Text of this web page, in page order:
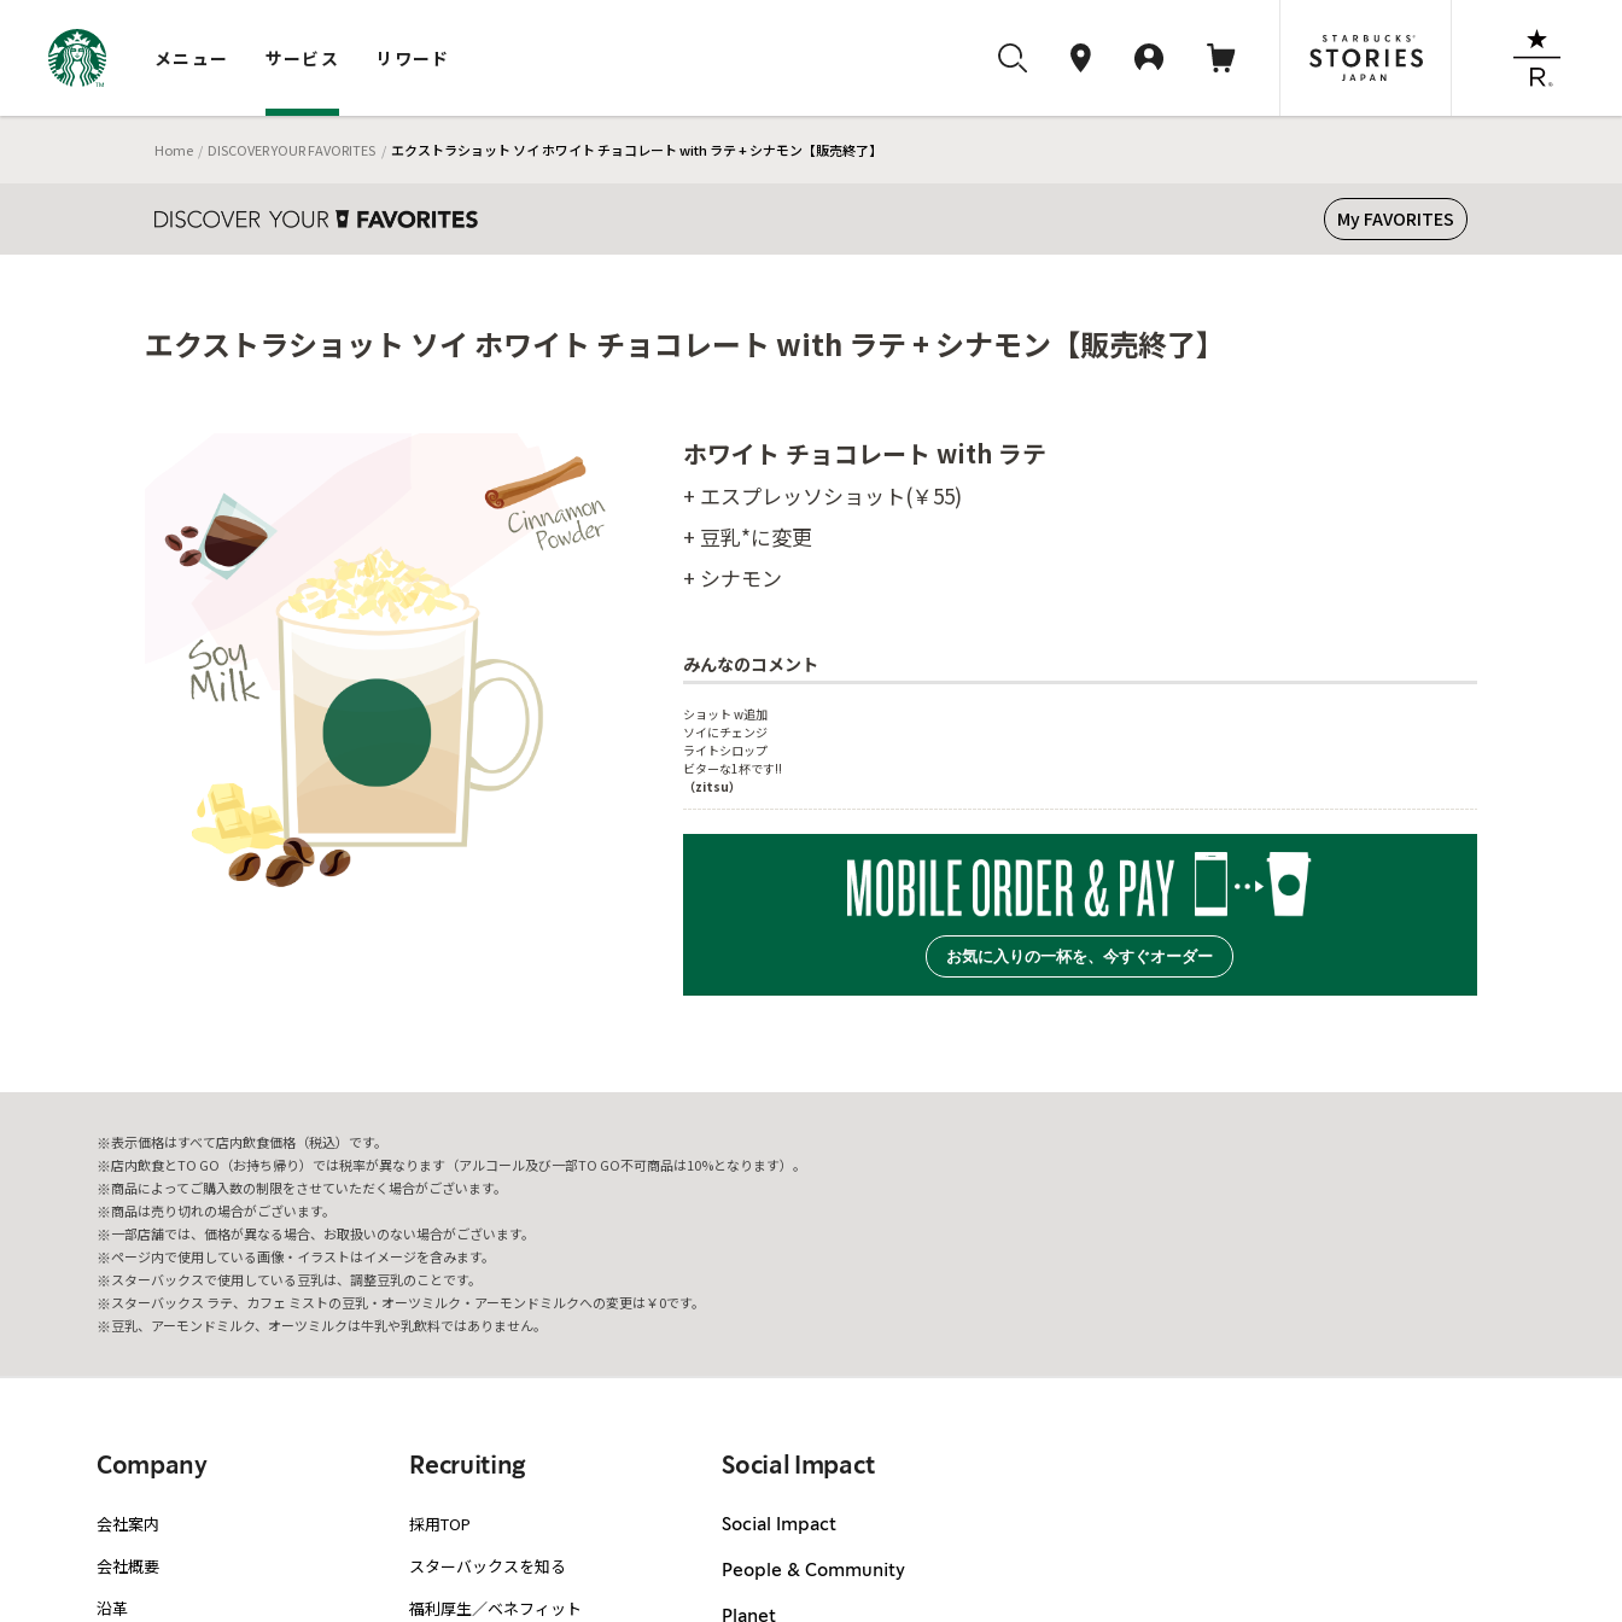
メニュー サービス リワード
Home DISCOVER YOUR FAVORITES エクストラショット ソイ ホワイト チョコレート with ラテ + シナモン【販売終了】
My FAVORITES
エクストラショット ソイ ホワイト チョコレート with ラテ + シナモン【販売終了】
ホワイト チョコレート with ラテ
+ エスプレッソショット(￥55)
+ 豆乳*に変更
+ シナモン
みんなのコメント
ショット w追加
ソイにチェンジ
ライトシロップ
ビターな1杯です!!
（zitsu）
お気に入りの一杯を、今すぐオーダー
表示価格はすべて店内飲食価格（税込）です。
店内飲食とTO GO（お持ち帰り）では税率が異なります（アルコール及び一部TO GO不可商品は10%となります）。
商品によってご購入数の制限をさせていただく場合がございます。
商品は売り切れの場合がございます。
一部店舗では、価格が異なる場合、お取扱いのない場合がございます。
ページ内で使用している画像・イラストはイメージを含みます。
スターバックスで使用している豆乳は、調整豆乳のことです。
スターバックス ラテ、カフェ ミストの豆乳・オーツミルク・アーモンドミルクへの変更は￥0です。
豆乳、アーモンドミルク、オーツミルクは牛乳や乳飲料ではありません。
Company
会社案内
会社概要
沿革
Recruiting
採用TOP
スターバックスを知る
福利厚生／ベネフィット
Social Impact
Social Impact
People & Community
Planet